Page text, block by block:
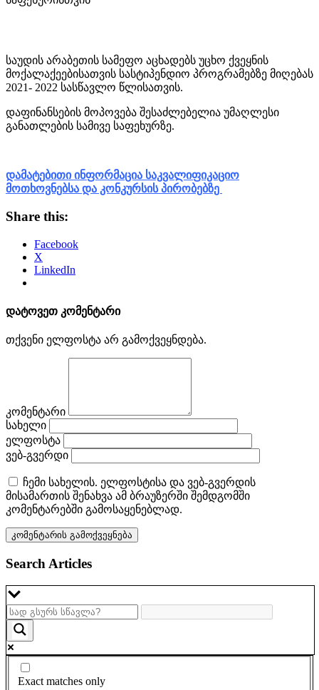
საუდის არაბეთის სამეფო აცხადებს უცხო ქვეყნის
მოქალაქეებისათვის სასტიპენდიო პროგრამებზე მიღებას
2021- 2022 სასწავლო წლისათვის.
დაფინანსების მოპოვება შესაძლებელია უმაღლესი
განათლების სამივე საფეხურზე.
დამატებითი ინფორმაცია საკვალიფიკაციო
მოთხოვნებსა და კონკურსის პირობებზე
Share this:
Facebook
X
LinkedIn
დატოვეთ კომენტარი
თქვენი ელფოსტა არ გამოქვეყნდება.
კომენტარი
სახელი
ელფოსტა
ვებ-გვერდი
ჩემი სახელის. ელფოსტისა და ვებ-გვერდის
მისამართის შენახვა ამ ბრაუზერში შემდგომში
კომენტარებში გამოსაყენებლად.
Search Articles
Exact matches only